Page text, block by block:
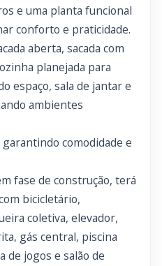
e uma planta funcional
conforto e praticidade.
aberta, sacada com
planejada para
espaço, sala de jantar e
ambientes
comodidade e
fase de construção, terá
bicicletário,
coletiva, elevador,
gás central, piscina
de jogos e salão de